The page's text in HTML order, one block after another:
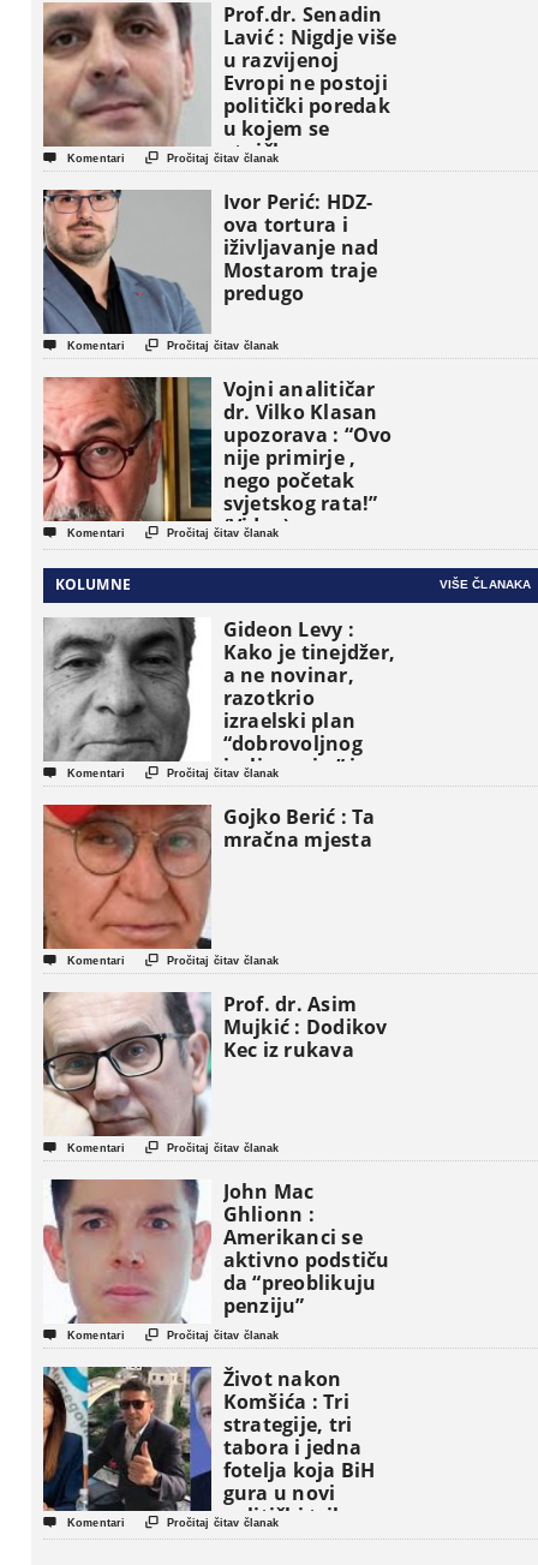
Prof.dr. Senadin
Lavić : Nigdje više
u razvijenoj
Evropi ne postoji
politički poredak
u kojem se
etničke grupe
pojavljuju kao
osnovne
političke jedinice
 Komentari  Pročitaj čitav članak
Ivor Perić: HDZ-
ova tortura i
iživljavanje nad
Mostarom traje
predugo
 Komentari  Pročitaj čitav članak
Vojni analitičar
dr. Vilko Klasan
upozorava : “Ovo
nije primirje ,
nego početak
svjetskog rata!”
(Video)
 Komentari  Pročitaj čitav članak
KOLUMNE VIŠE ČLANAKA
Gideon Levy :
Kako je tinejdžer,
a ne novinar,
razotkrio
izraelski plan
“dobrovoljnog
iseljavanja ” iz
Gaze
 Komentari  Pročitaj čitav članak
Gojko Berić : Ta
mračna mjesta
 Komentari  Pročitaj čitav članak
Prof. dr. Asim
Mujkić : Dodikov
Kec iz rukava
 Komentari  Pročitaj čitav članak
John Mac
Ghlionn :
Amerikanci se
aktivno podstiču
da “preoblikuju
penziju”
 Komentari  Pročitaj čitav članak
Život nakon
Komšića : Tri
strategije, tri
tabora i jedna
fotelja koja BiH
gura u novi
politički triler
 Komentari  Pročitaj čitav članak